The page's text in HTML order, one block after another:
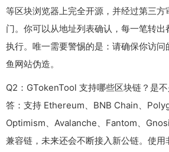
等区块浏览器上完全开源，并经过第三
门。你可以从地址列表确认，每一笔转
执行。唯一需要警惕的是：请确保你访问
鱼网站伪造。
Q2：GTokenTool 支持哪些区块链？是
答：支持 Ethereum、BNB Chain、
Optimism、Avalanche、Fantom、
兼容链，未来还会不断接入新公链。使用